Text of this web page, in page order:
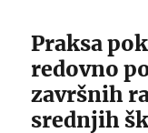
Praksa
redovno
završnih
srednjih